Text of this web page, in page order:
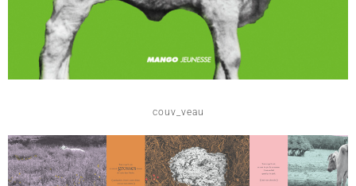
couv_veau